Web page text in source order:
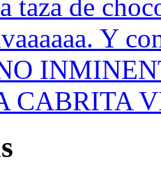
taza de
Y
CABRITA